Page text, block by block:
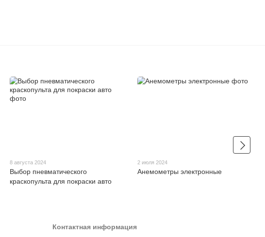
8 августа 2024
Выбор пневматического
краскопульта для покраски авто
2 июля 2024
Анемометры электронные
Контактная информация